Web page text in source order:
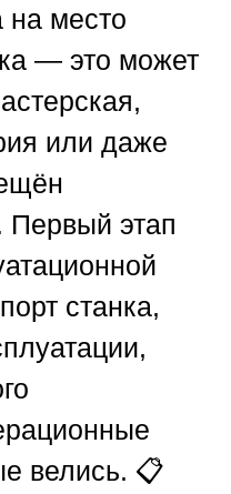
на место
— это может
или даже
Первый этап
станка,
велись. 📋